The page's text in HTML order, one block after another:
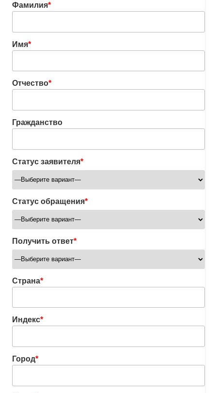
Фамилия*
Имя*
Отчество*
Гражданство
Статус заявителя*
Статус обращения*
Получить ответ*
Страна*
Индекс*
Город*